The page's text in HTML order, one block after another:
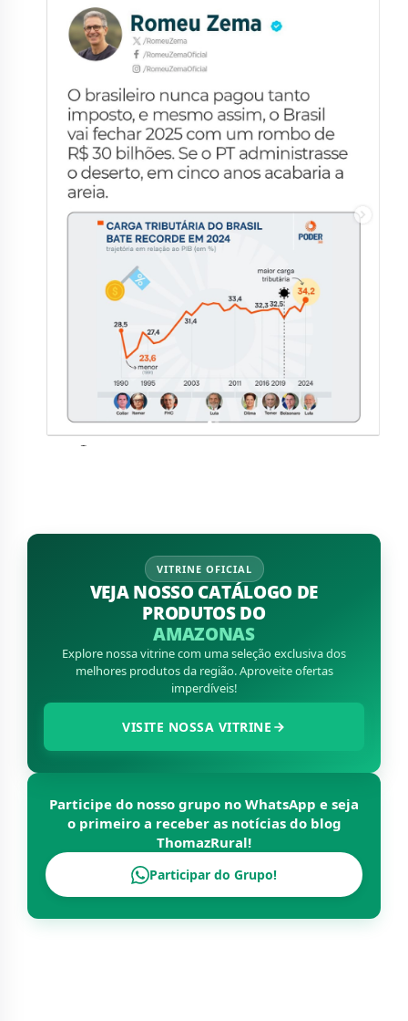
VITRINE OFICIAL
VEJA NOSSO CATÁLOGO DE
PRODUTOS DO
AMAZONAS
Explore nossa vitrine com uma seleção exclusiva dos
melhores produtos da região. Aproveite ofertas
imperdíveis!
VISITE NOSSA VITRINE
Participe do nosso grupo no WhatsApp e seja
o primeiro a receber as notícias do blog
ThomazRural!
Participar do Grupo!